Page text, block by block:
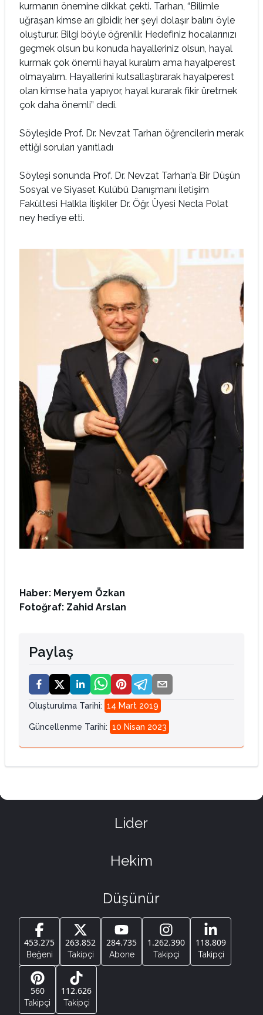
kurmanın önemine dikkat çekti. Tarhan, “Bilimle
uğraşan kimse arı gibidir, her şeyi dolaşır balını öyle
oluşturur. Bilgi böyle öğrenilir. Hedefiniz hocalarınızı
geçmek olsun bu konuda hayalleriniz olsun, hayal
kurmak çok önemli hayal kuralım ama hayalperest
olmayalım. Hayallerini kutsallaştırarak hayalperest
olan kimse hata yapıyor, hayal kurarak fikir üretmek
çok daha önemli” dedi.
Söyleşide Prof. Dr. Nevzat Tarhan öğrencilerin merak
ettiği soruları yanıtladı
Söyleşi sonunda Prof. Dr. Nevzat Tarhan’a Bir Düşün
Sosyal ve Siyaset Kulübü Danışmanı İletişim
Fakültesi Halkla İlişkiler Dr. Öğr. Üyesi Necla Polat
ney hediye etti.
Haber: Meryem Özkan
Fotoğraf: Zahid Arslan
Paylaş
Oluşturulma Tarihi: 14 Mart 2019
Güncellenme Tarihi: 10 Nisan 2023
Lider
Hekim
Düşünür
453.275
Beğeni
263.852
Takipçi
284.735
Abone
1.262.390
Takipçi
118.809
Takipçi
560
Takipçi
112.626
Takipçi